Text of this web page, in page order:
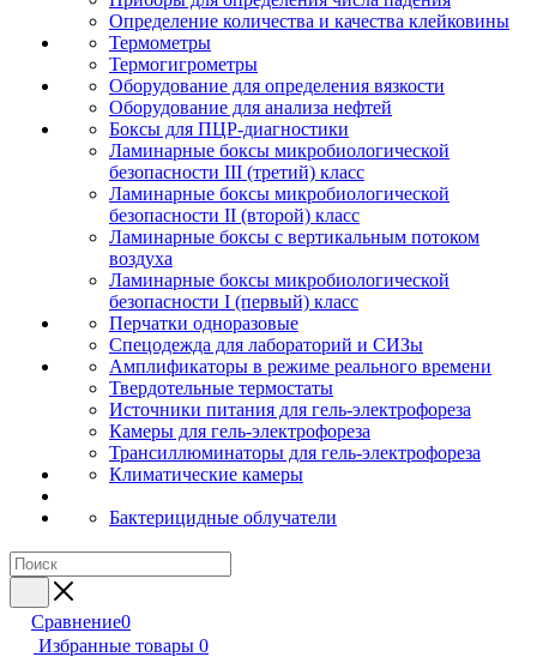
Определение количества и качества клейковины
Термометры
Термогигрометры
Оборудование для определения вязкости
Оборудование для анализа нефтей
Боксы для ПЦР-диагностики
Ламинарные боксы микробиологической
безопасности III (третий) класс
Ламинарные боксы микробиологической
безопасности II (второй) класс
Ламинарные боксы с вертикальным потоком
воздуха
Ламинарные боксы микробиологической
безопасности I (первый) класс
Перчатки одноразовые
Спецодежда для лабораторий и СИЗы
Амплификаторы в режиме реального времени
Твердотельные термостаты
Источники питания для гель-электрофореза
Камеры для гель-электрофореза
Трансиллюминаторы для гель-электрофореза
Климатические камеры
Бактерицидные облучатели
Сравнение0
Избранные товары 0